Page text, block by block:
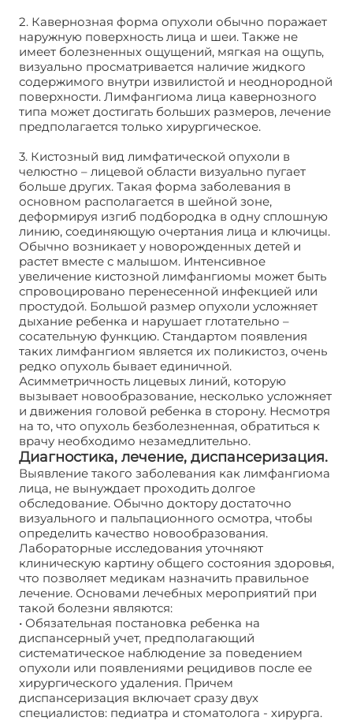
2. Кавернозная форма опухоли обычно поражает
наружную поверхность лица и шеи. Также не
имеет болезненных ощущений, мягкая на ощупь,
визуально просматривается наличие жидкого
содержимого внутри извилистой и неоднородной
поверхности. Лимфангиома лица кавернозного
типа может достигать больших размеров, лечение
предполагается только хирургическое.
3. Кистозный вид лимфатической опухоли в
челюстно – лицевой области визуально пугает
больше других. Такая форма заболевания в
основном располагается в шейной зоне,
деформируя изгиб подбородка в одну сплошную
линию, соединяющую очертания лица и ключицы.
Обычно возникает у новорожденных детей и
растет вместе с малышом. Интенсивное
увеличение кистозной лимфангиомы может быть
спровоцировано перенесенной инфекцией или
простудой. Большой размер опухоли усложняет
дыхание ребенка и нарушает глотательно –
сосательную функцию. Стандартом появления
таких лимфангиом является их поликистоз, очень
редко опухоль бывает единичной.
Асимметричность лицевых линий, которую
вызывает новообразование, несколько усложняет
и движения головой ребенка в сторону. Несмотря
на то, что опухоль безболезненная, обратиться к
врачу необходимо незамедлительно.
Диагностика, лечение, диспансеризация.
Выявление такого заболевания как лимфангиома
лица, не вынуждает проходить долгое
обследование. Обычно доктору достаточно
визуального и пальпационного осмотра, чтобы
определить качество новообразования.
Лабораторные исследования уточняют
клиническую картину общего состояния здоровья,
что позволяет медикам назначить правильное
лечение. Основами лечебных мероприятий при
такой болезни являются:
• Обязательная постановка ребенка на
диспансерный учет, предполагающий
систематическое наблюдение за поведением
опухоли или появлениями рецидивов после ее
хирургического удаления. Причем
диспансеризация включает сразу двух
специалистов: педиатра и стоматолога - хирурга.